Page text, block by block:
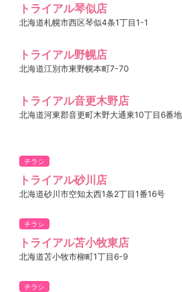
トライアル琴似店
北海道札幌市西区琴似4条1丁目1-1
トライアル野幌店
北海道江別市東野幌本町7-70
トライアル音更木野店
北海道河東郡音更町木野大通東10丁目6番
チラシ
トライアル砂川店
北海道砂川市空知太西1条2丁目1番16号
チラシ
トライアル苫小牧東店
北海道苫小牧市柳町1丁目6-9
チラシ